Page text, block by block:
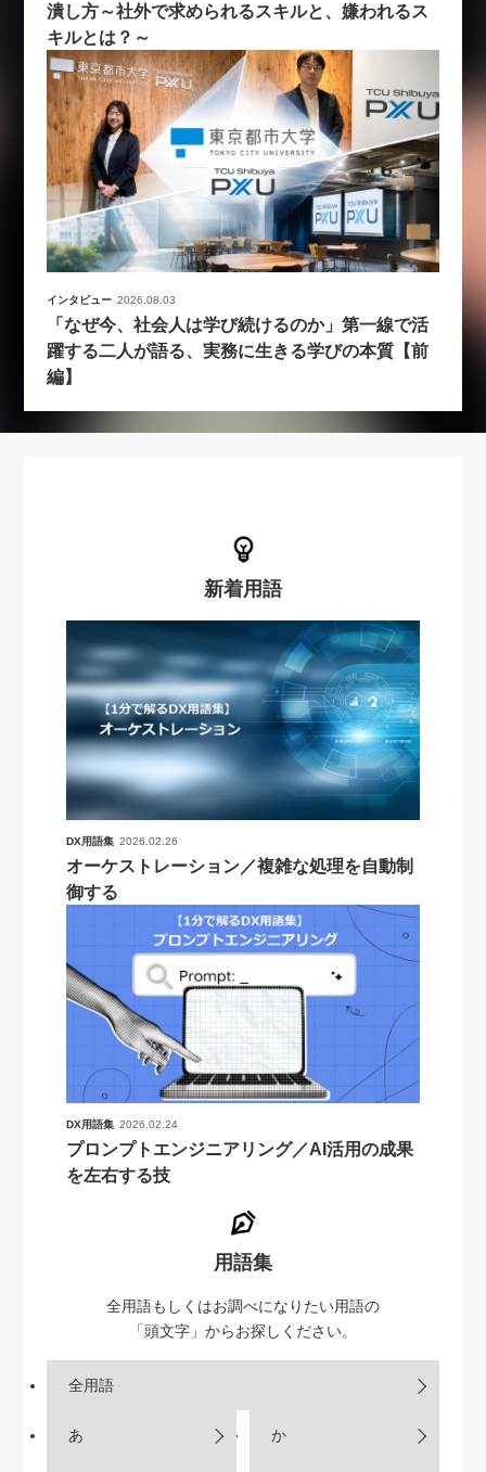
潰し方～社外で求められるスキルと、嫌われるス
キルとは？～
インタビュー 2026.08.03
「なぜ今、社会人は学び続けるのか」第一線で活
躍する二人が語る、実務に生きる学びの本質【前
編】
新着用語
DX用語集 2026.02.26
オーケストレーション／複雑な処理を自動制
御する
DX用語集 2026.02.24
プロンプトエンジニアリング／AI活用の成果
を左右する技
用語集
全用語もしくはお調べになりたい用語の
「頭文字」からお探しください。
全用語
あ か